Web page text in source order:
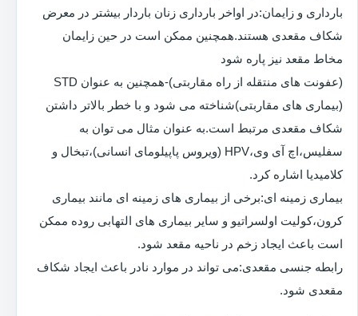
بارداری و زایمان:در اواخر بارداری زنان باردار بیشتر در معرض
شکاف مقعدی هستند.همچنین ممکن است در حین زایمان
مخاط مقعد نیز پاره شود
(عفونت های منتقله از راه مقاربتی)-همچنین به عنوان STD
(بیماری های مقاربتی)شناخته می شود و با خطر بالاتر داشتن
شکاف مقعدی مرتبط است.به عنوان مثال می توان به
سفلیس،اچ آی وی،HPV (ویروس پاپیلومای انسانی)،تبخال و
کلامیدیا اشاره کرد.
بیماری زمینه ای:برخی از بیماری های زمینه ای مانند بیماری
کرون،کولیت اولسراتیو و سایر بیماری های التهابی روده ممکن
است باعث ایجاد زخم در ناحیه مقعد شود.
رابطه جنسی مقعدی:می تواند در موارد نادر باعث ایجاد شکاف
مقعدی شود.